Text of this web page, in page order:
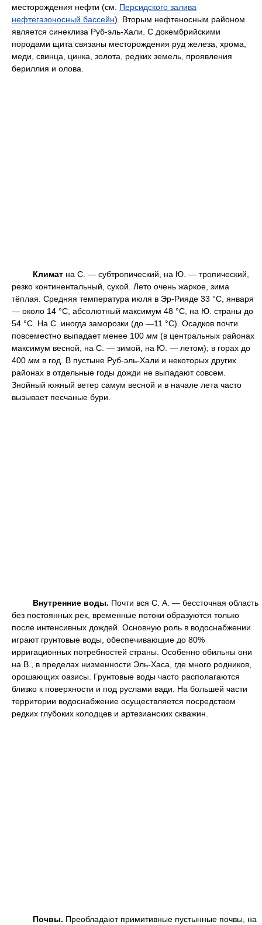
месторождения нефти (см. Персидского залива
нефтегазоносный бассейн). Вторым нефтеносным районом
является синеклиза Руб-эль-Хали. С докембрийскими
породами щита связаны месторождения руд железа, хрома,
меди, свинца, цинка, золота, редких земель, проявления
бериллия и олова.
Климат на С. — субтропический, на Ю. — тропический,
резко континентальный, сухой. Лето очень жаркое, зима
тёплая. Средняя температура июля в Эр-Рияде 33 °С, января
— около 14 °С, абсолютный максимум 48 °С, на Ю. страны до
54 °С. На С. иногда заморозки (до —11 °С). Осадков почти
повсеместно выпадает менее 100 мм (в центральных районах
максимум весной, на С. — зимой, на Ю. — летом); в горах до
400 мм в год. В пустыне Руб-эль-Хали и некоторых других
районах в отдельные годы дожди не выпадают совсем.
Знойный южный ветер самум весной и в начале лета часто
вызывает песчаные бури.
Внутренние воды. Почти вся С. А. — бессточная область
без постоянных рек, временные потоки образуются только
после интенсивных дождей. Основную роль в водоснабжении
играют грунтовые воды, обеспечивающие до 80%
ирригационных потребностей страны. Особенно обильны они
на В., в пределах низменности Эль-Хаса, где много родников,
орошающих оазисы. Грунтовые воды часто располагаются
близко к поверхности и под руслами вади. На большей части
территории водоснабжение осуществляется посредством
редких глубоких колодцев и артезианских скважин.
Почвы. Преобладают примитивные пустынные почвы, на